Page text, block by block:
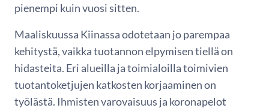
pienempi kuin vuosi sitten.
Maaliskuussa Kiinassa odotetaan jo parempaa
kehitystä, vaikka tuotannon elpymisen tiellä on
hidasteita. Eri alueilla ja toimialoilla toimivien
tuotantoketjujen katkosten korjaaminen on
työlästä. Ihmisten varovaisuus ja koronapelot